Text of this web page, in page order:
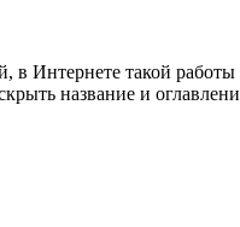
в Интернете такой
название и